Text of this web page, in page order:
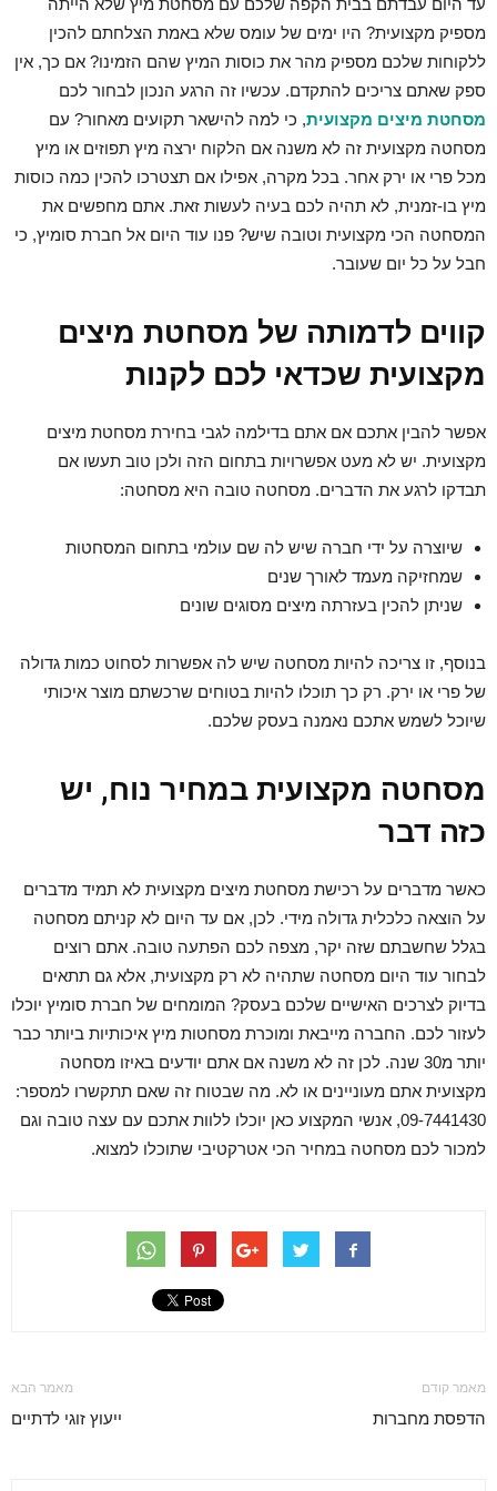
מספיק מקצועית? היו ימים של עומס שלא באמת הצלחתם להכין
ללקוחות שלכם מספיק מהר את כוסות המיץ שהם הזמינו? אם כך, אין
ספק שאתם צריכים להתקדם. עכשיו זה הרגע הנכון לבחור לכם
מסחטת מיצים מקצועית, כי למה להישאר תקועים מאחור? עם
מסחטה מקצועית זה לא משנה אם הלקוח ירצה מיץ תפוזים או מיץ
מכל פרי או ירק אחר. בכל מקרה, אפילו אם תצטרכו להכין כמה כוסות
מיץ בו-זמנית, לא תהיה לכם בעיה לעשות זאת. אתם מחפשים את
המסחטה הכי מקצועית וטובה שיש? פנו עוד היום אל חברת סומיץ, כי
חבל על כל יום שעובר.
קווים לדמותה של מסחטת מיצים
מקצועית שכדאי לכם לקנות
אפשר להבין אתכם אם אתם בדילמה לגבי בחירת מסחטת מיצים
מקצועית. יש לא מעט אפשרויות בתחום הזה ולכן טוב תעשו אם
תבדקו לרגע את הדברים. מסחטה טובה היא מסחטה:
שיוצרה על ידי חברה שיש לה שם עולמי בתחום המסחטות
שמחזיקה מעמד לאורך שנים
שניתן להכין בעזרתה מיצים מסוגים שונים
בנוסף, זו צריכה להיות מסחטה שיש לה אפשרות לסחוט כמות גדולה
של פרי או ירק. רק כך תוכלו להיות בטוחים שרכשתם מוצר איכותי
שיוכל לשמש אתכם נאמנה בעסק שלכם.
מסחטה מקצועית במחיר נוח, יש
כזה דבר
כאשר מדברים על רכישת מסחטת מיצים מקצועית לא תמיד מדברים
על הוצאה כלכלית גדולה מידי. לכן, אם עד היום לא קניתם מסחטה
בגלל שחשבתם שזה יקר, מצפה לכם הפתעה טובה. אתם רוצים
לבחור עוד היום מסחטה שתהיה לא רק מקצועית, אלא גם תתאים
בדיוק לצרכים האישיים שלכם בעסק? המומחים של חברת סומיץ יוכלו
לעזור לכם. החברה מייבאת ומוכרת מסחטות מיץ איכותיות ביותר כבר
יותר מ30 שנה. לכן זה לא משנה אם אתם יודעים באיזו מסחטה
מקצועית אתם מעוניינים או לא. מה שבטוח זה שאם תתקשרו למספר:
09-7441430, אנשי המקצוע כאן יוכלו ללוות אתכם עם עצה טובה וגם
למכור לכם מסחטה במחיר הכי אטרקטיבי שתוכלו למצוא.
מאמר קודם
הדפסת מחברות
מאמר הבא
ייעוץ זוגי לדתיים